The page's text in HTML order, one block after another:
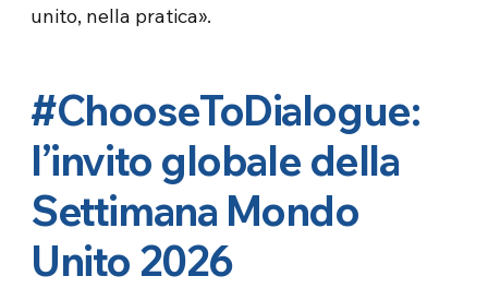
unito, nella pratica».
#ChooseToDialogue:
l’invito globale della
Settimana Mondo
Unito 2026